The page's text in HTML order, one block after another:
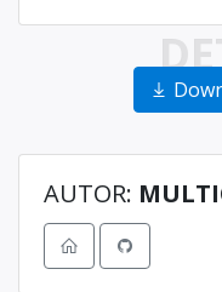
AUTOR: